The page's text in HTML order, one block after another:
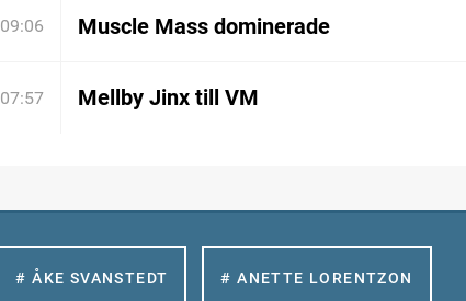
09:06 Muscle Mass dominerade
07:57 Mellby Jinx till VM
# ÅKE SVANSTEDT # ANETTE LORENTZON